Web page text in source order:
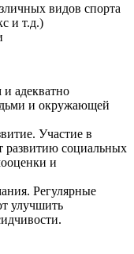
видов спорта
и т.д.)
и адекватно
и окружающей
Участие в
развитию социальных
и
Регулярные
улучшить